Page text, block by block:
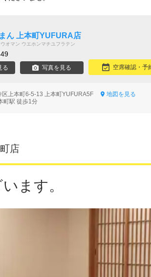
ん 上本町YUFURA店
オマン ウエホンマチユフラテン
る 写真を見る 空席確認・予
区上本町6-5-13 上本町YUFURA5F
地図を見る
町駅 徒歩1分
店
ます。